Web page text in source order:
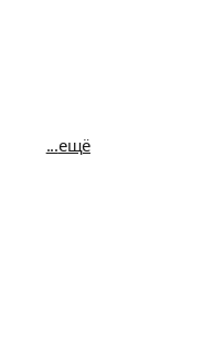
ещё